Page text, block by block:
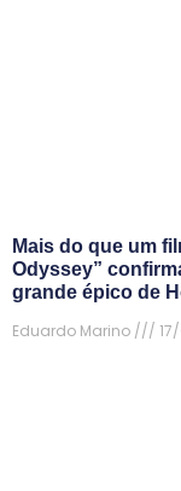
Mais do que um
Odyssey”
grande épico de
Eduardo Marino